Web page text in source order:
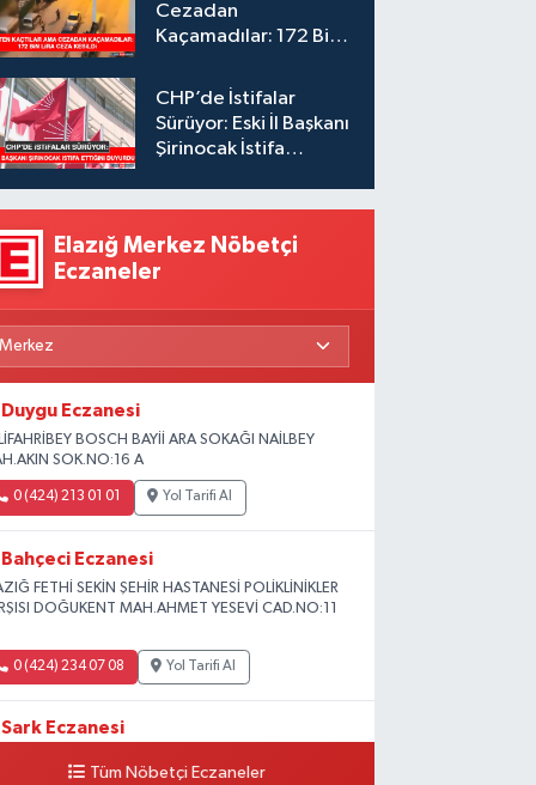
Cezadan
Kaçamadılar: 172 Bin
CHP’de İstifalar
Sürüyor: Eski İl Başkanı
Şirinocak İstifa
Elazığ Merkez Nöbetçi
Eczaneler
Duygu Eczanesi
BOSCH BAYİİ ARA SOKAĞI NAİLBEY
SOK.NO:16 A
0 (424) 213 01 01 Yol Tarifi Al
Bahçeci Eczanesi
FETHİ SEKİN ŞEHİR HASTANESİ POLİKLİNİKLER
DOĞUKENT MAH.AHMET YESEVİ CAD.NO:11
0 (424) 234 07 08 Yol Tarifi Al
Sark Eczanesi
Tüm Nöbetçi Eczaneler